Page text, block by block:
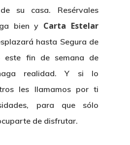
su casa. Resérvales
bien y Carta Estelar
hasta Segura de
este fin de semana de
realidad. Y si lo
les llamamos por ti
para que sólo
de disfrutar.